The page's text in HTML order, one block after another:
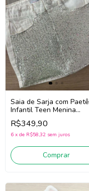
Saia de Sarja com Paetê
Infantil Teen Menina
Authoria R4742 (Off
White/Prata)
R$349,90
6 x de R$58,32 sem juros
Comprar